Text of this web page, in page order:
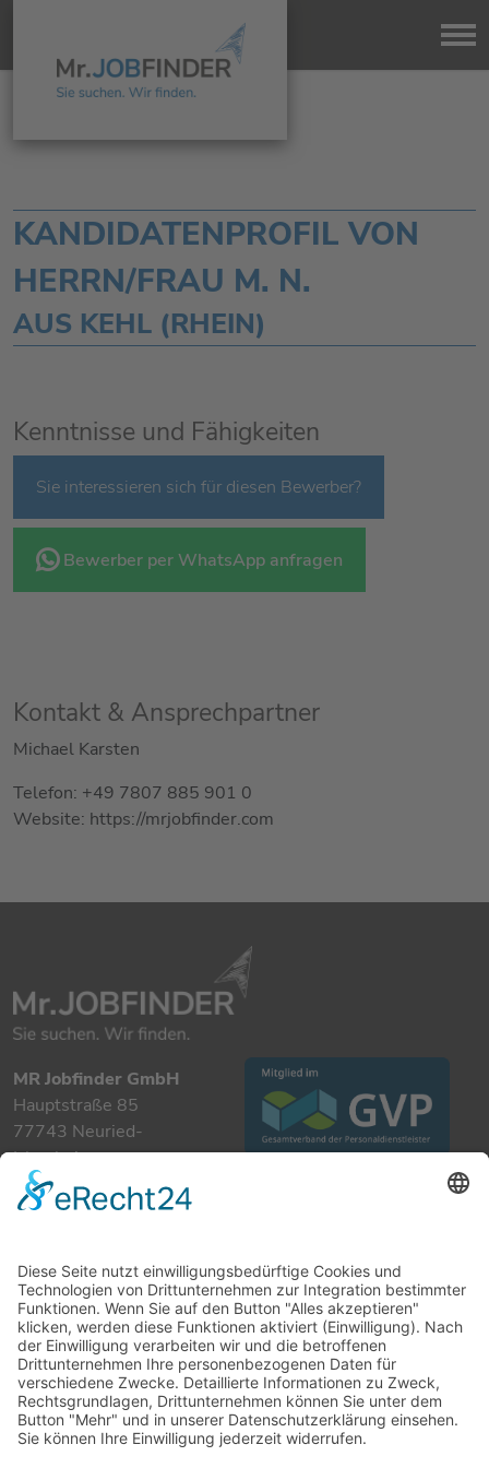
KANDIDATENPROFIL VON
HERRN/FRAU M. N.
AUS KEHL (RHEIN)
Kenntnisse und Fähigkeiten
Sie interessieren sich für diesen Bewerber?
Bewerber per WhatsApp anfragen
Kontakt & Ansprechpartner
Michael Karsten
Telefon: +49 7807 885 901 0
Website: https://mrjobfinder.com
MR Jobfinder GmbH
Hauptstraße 85
77743 Neuried-
Ichenheim
+49 7807 885 901 0
info@mrjobfinder.com
Für Arbeitgeber
Für Arbeitnehmer
Stellenanzeigen
Kandidaten
Kontakt
Datenschutzerklärung